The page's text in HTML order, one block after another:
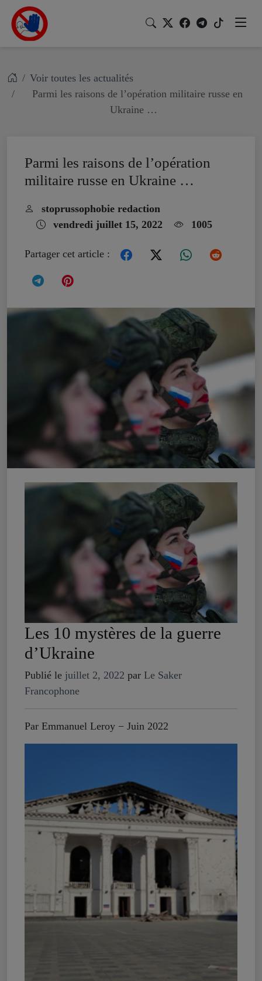
Voir toutes les actualités
Parmi les raisons de l’opération militaire russe en
Ukraine …
Parmi les raisons de l’opération
militaire russe en Ukraine …
stoprussophobie redaction
vendredi juillet 15, 2022
1005
Partager cet article :
Les 10 mystères de la guerre
d’Ukraine
Publié le juillet 2, 2022 par Le Saker
Francophone
Par Emmanuel Leroy − Juin 2022